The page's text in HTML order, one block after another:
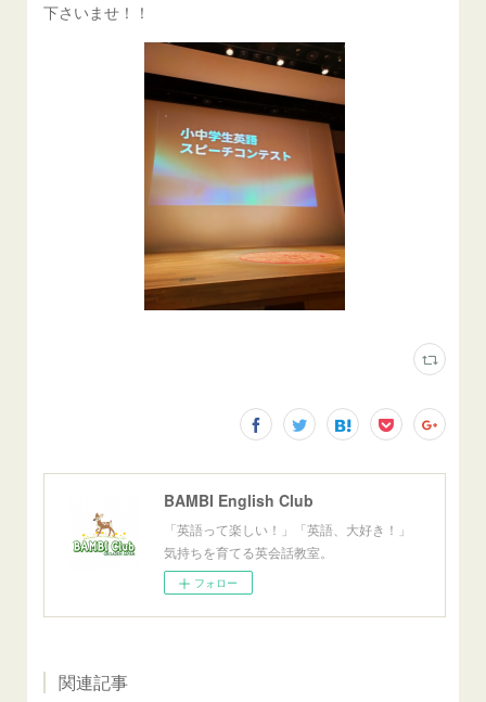
下さいませ！！
BAMBI English Club
「英語って楽しい！」「英語、大好き！」
気持ちを育てる英会話教室。
フォロー
関連記事